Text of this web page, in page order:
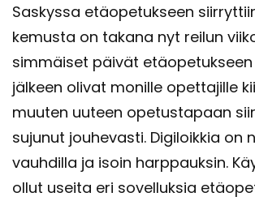
Sas­kys­sa etä­ope­tuk­seen
ke­mus­ta on ta­ka­na nyt rei­lun
sim­mäi­set päi­vät
jäl­keen oli­vat mo­nil­le opet­ta­jil­le
muu­ten uu­teen ope­tus­ta­paan
su­ju­nut jou­he­vas­ti. Di­gi­loik­kia on
vauh­dil­la ja isoin harp­pauk­sin.
ollut usei­ta eri so­vel­luk­sia